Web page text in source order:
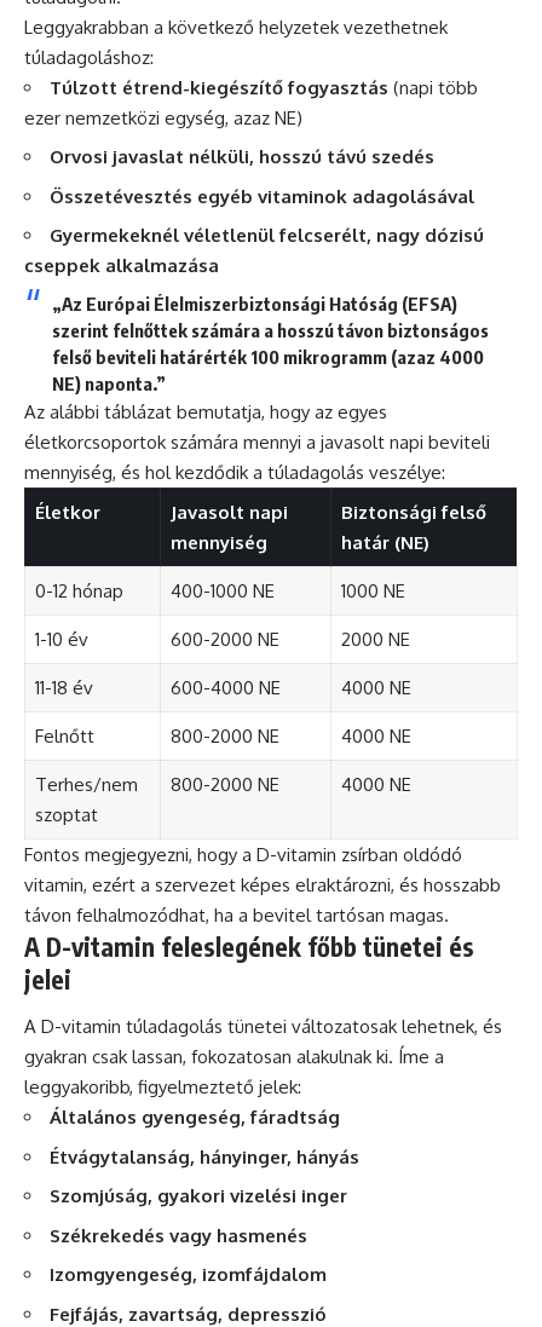
Leggyakrabban a következő helyzetek vezethetnek
túladagoláshoz:
Túlzott étrend-kiegészítő fogyasztás (napi több
ezer nemzetközi egység, azaz NE)
Orvosi javaslat nélküli, hosszú távú szedés
Összetévesztés egyéb vitaminok adagolásával
Gyermekeknél véletlenül felcserélt, nagy dózisú
cseppek alkalmazása
„Az Európai Élelmiszerbiztonsági Hatóság (EFSA)
szerint felnőttek számára a hosszú távon biztonságos
felső beviteli határérték 100 mikrogramm (azaz 4000
NE) naponta.”
Az alábbi táblázat bemutatja, hogy az egyes
életkorcsoportok számára mennyi a javasolt napi beviteli
mennyiség, és hol kezdődik a túladagolás veszélye:
Életkor
Javasolt napi
mennyiség
Biztonsági felső
határ (NE)
0-12 hónap 400-1000 NE 1000 NE
1-10 év 600-2000 NE 2000 NE
11-18 év 600-4000 NE 4000 NE
Felnőtt 800-2000 NE 4000 NE
Terhes/nem
szoptat
800-2000 NE 4000 NE
Fontos megjegyezni, hogy a D-vitamin zsírban oldódó
vitamin, ezért a szervezet képes elraktározni, és hosszabb
távon felhalmozódhat, ha a bevitel tartósan magas.
A D-vitamin feleslegének főbb tünetei és
jelei
A D-vitamin túladagolás tünetei változatosak lehetnek, és
gyakran csak lassan, fokozatosan alakulnak ki. Íme a
leggyakoribb, figyelmeztető jelek:
Általános gyengeség, fáradtság
Étvágytalanság, hányinger, hányás
Szomjúság, gyakori vizelési inger
Székrekedés vagy hasmenés
Izomgyengeség, izomfájdalom
Fejfájás, zavartság, depresszió